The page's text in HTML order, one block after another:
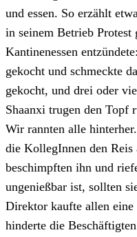
und essen. So erzählt
in seinem Betrieb Protest
Kantinenessen
gekocht und schmeckte
gekocht, und drei oder
Shaanxi trugen den Topf
Wir rannten alle
die KollegInnen den Reis
beschimpften ihn und
ungenießbar ist, sollten
Direktor kaufte allen eine
hinderte die